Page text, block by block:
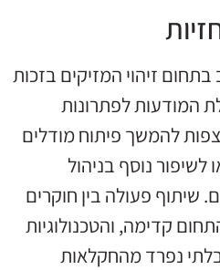
זיהוי המזיקים בזכות
המודעות לפתרונות
להמשך פיתוח מודלים
לשיפור נוסף בניהול
שיתוף פעולה בין חוקרים
קדימה, והטכנולוגיות
נפרד מהחקלאות